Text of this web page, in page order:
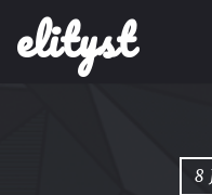
elityst
Skip to content
8